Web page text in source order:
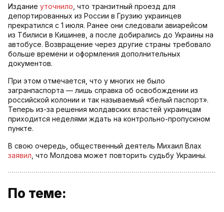
Издание уточнило , что транзитный проезд для
депортированных из России в Грузию украинцев
прекратился с 1 июля. Ранее они следовали авиарейсом
из Тбилиси в Кишинев, а после добирались до Украины на
автобусе. Возвращение через другие страны требовало
больше времени и оформления дополнительных
документов.
При этом отмечается, что у многих не было
загранпаспорта — лишь справка об освобождении из
российской колонии и так называемый «белый паспорт».
Теперь из-за решения молдавских властей украинцам
приходится неделями ждать на контрольно-пропускном
пункте.
В свою очередь, общественный деятель Михаил Влах
заявил , что Молдова может повторить судьбу Украины.
По теме: